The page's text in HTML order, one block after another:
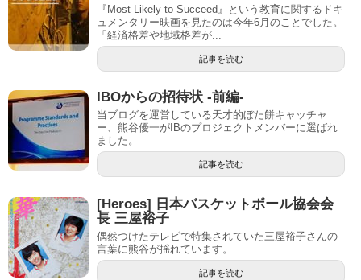
『Most Likely to Succeed』という教育に関するドキ
ュメンタリー映画を見たのは今年6月のことでした。
「経済格差や地域格差が...
記事を読む
IBOからの招待状 -前編-
当ブログを運営している天才的ぼた餅キャッチャ
ー、熊谷優一がIBのプロジェクトメンバーに選ばれ
ました。
記事を読む
[Heroes] 日本バスケットボール協会会
長 三屋裕子
偶然つけたテレビで特集されていた三屋裕子さんの
言葉に熊谷が揺れています。
記事を読む